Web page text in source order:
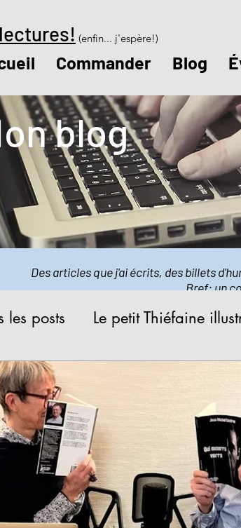
(enfin... j'espère!)
Commander Blog
blog
Des articles que j'ai écrits, des billets
Bref: un
les posts Le petit Thiéfaine
Revue de presse